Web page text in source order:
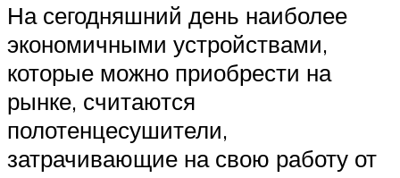
На сегодняшний день наиболее
экономичными устройствами,
которые можно приобрести на
рынке, считаются
полотенцесушители,
затрачивающие на свою работу от